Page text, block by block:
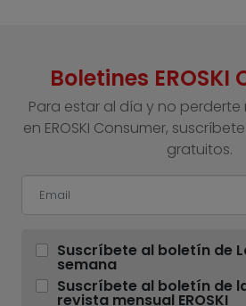
Boletines EROSKI
Para estar al día y no
en EROSKI Consumer,
gratuitos.
Suscríbete al boletín de
semana
Suscríbete al boletín de
revista mensual EROSKI